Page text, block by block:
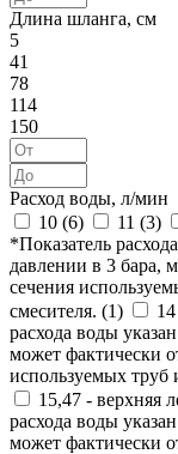
Длина шланга, см
5
41
78
114
150
Расход воды, л/мин
10 (6) 11 (3)
*Показатель
давлении в 3 бара,
сечения
смесителя. (1)
расхода воды
может фактически
используемых труб
15,47 - верхняя
расхода воды
может фактически